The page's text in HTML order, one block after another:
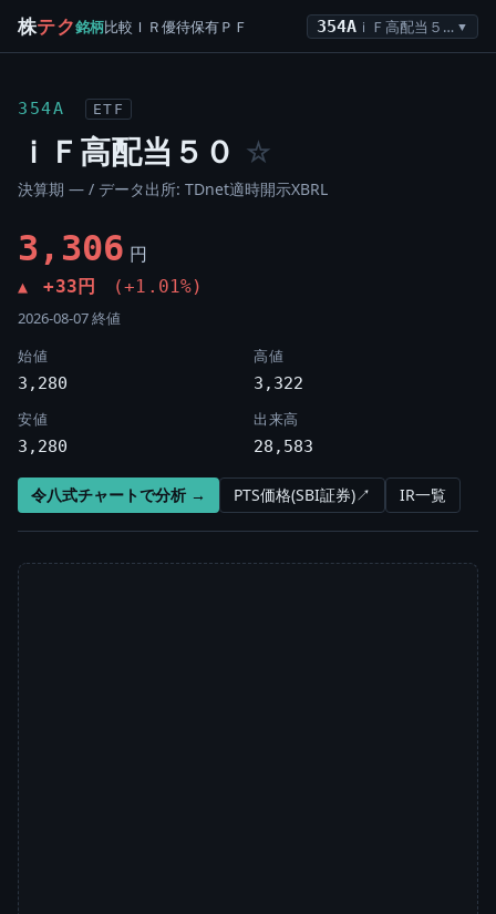
株テク銘柄比較 ＩＲ優待保有ＰＦ 354A ｉＦ高配当５０ ▼
354A ETF
ｉＦ高配当５０ ☆
決算期 — / データ出所: TDnet適時開示XBRL
3,306 円
▲ +33円 (+1.01%)
2026-08-07 終値
始値
3,280
高値
3,322
安値
3,280
出来高
28,583
令八式チャートで分析 → PTS価格(SBI証券)↗ IR一覧